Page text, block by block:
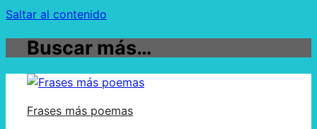
Saltar al contenido
Buscar más…
Frases más poemas